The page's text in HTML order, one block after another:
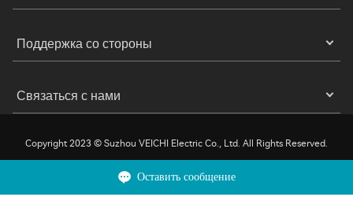
Поддержка со стороны
Связаться с нами
Copyright 2023 © Suzhou VEICHI Electric Co., Ltd. All Rights Reserved.
Конфиденциальность Условия эксплуатации
Оставить сообщение